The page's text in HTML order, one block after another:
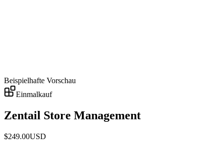
Beispielhafte Vorschau
Einmalkauf
Zentail Store Management
$249.00USD